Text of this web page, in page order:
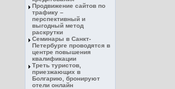
Продвижение сайтов по
трафику –
перспективный и
выгодный метод
раскрутки
Семинары в Санкт-
Петербурге проводятся в
центре повышения
квалификации
Треть туристов,
приезжающих в
Болгарию, бронируют
отели онлайн